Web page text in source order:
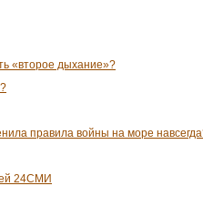
«второе дыхание»?
правила войны на море
24СМИ